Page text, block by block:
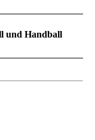
und Handball